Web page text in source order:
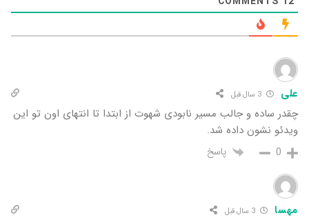
علی 3 سال قبل
چقدر ساده و جالب مسیر نابودی شهوت از ابتدا تا انتهای اون تو این
ویدئو نشون داده شد.
0 پاسخ
مهسا